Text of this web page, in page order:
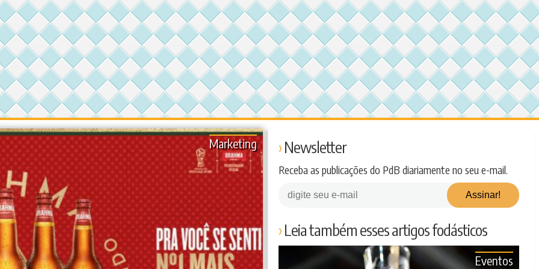
Marketing Newsletter
Receba as publicações do PdB diariamente no seu e-mail.
Leia também esses artigos fodásticos
Eventos